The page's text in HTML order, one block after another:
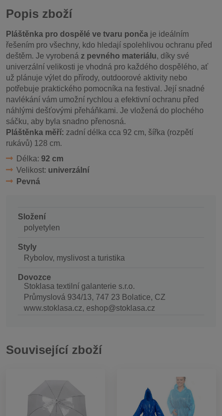
Popis zboží
Pláštěnka pro dospělé ve tvaru ponča je ideálním
řešením pro všechny, kdo hledají spolehlivou ochranu před
deštěm. Je vyrobená z pevného materiálu, díky své
univerzální velikosti je vhodná pro každého dospělého, ať
už plánuje výlet do přírody, outdoorové aktivity nebo
potřebuje praktického pomocníka na festival. Její snadné
navlékání vám umožní rychlou a efektivní ochranu před
náhlými dešťovými přeháňkami. Je vložená do plochého
sáčku, aby byla snadno přenosná.
Pláštěnka měří: zadní délka cca 92 cm, šířka (rozpětí
rukávů) 128 cm.
Délka: 92 cm
Velikost: univerzální
Pevná
Složení
polyetylen
Styly
Rybolov, myslivost a turistika
Dovozce
Stoklasa textilní galanterie s.r.o.
Průmyslová 934/13, 747 23 Bolatice, CZ
www.stoklasa.cz, eshop@stoklasa.cz
Související zboží